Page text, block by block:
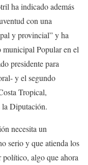
ha indicado además
con una
y provincial” y ha
Popular en el
presidente para
y el segundo
Tropical,
la Diputación.
necesita un
serio y que atienda los
algo que ahora